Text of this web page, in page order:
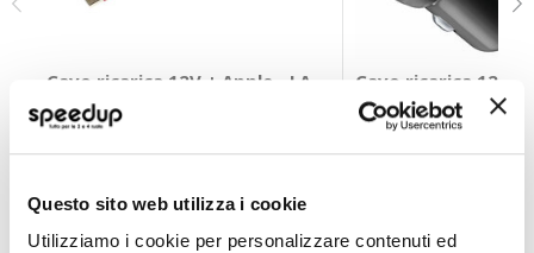
Questo sito web utilizza i cookie
Utilizziamo i cookie per personalizzare contenuti ed
Cavo ricarica 12V + Apple - LAMPA
LAMPA
Cavo ricarica 12V
CELLULAR LINE